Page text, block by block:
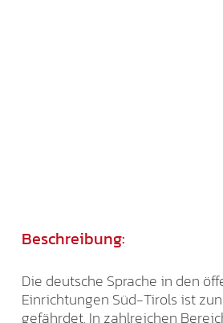
Beschreibung:
Die deutsche Sprache in den
Einrichtungen Süd-Tirols ist
gefährdet. In zahlreichen